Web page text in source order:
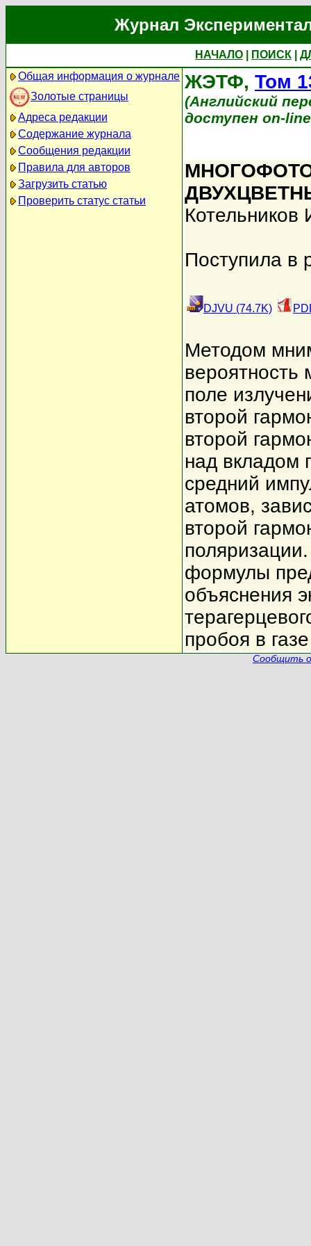
Журнал
НАЧАЛО ПОИСК
Общая информация о журнале
Золотые страницы
Адреса редакции
Содержание журнала
Сообщения редакции
Правила для авторов
Загрузить статью
Проверить статус статьи
ЖЭТФ, Том
(Английский
доступен on-
Котельников
Поступила в
DJVU (74.7K)
Методом
вероятность
поле
второй
второй
над вкладом
средний
атомов,
второй
формулы
объяснения
пробоя в
Сообщить о